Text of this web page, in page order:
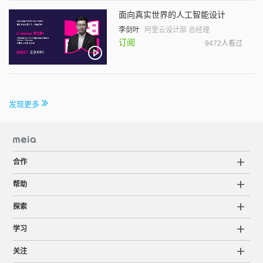
面向真实世界的人工智能设计
李剑叶 阿里云设计部 总经理
订阅 9472人看过
发现更多
合作
帮助
探索
学习
关注